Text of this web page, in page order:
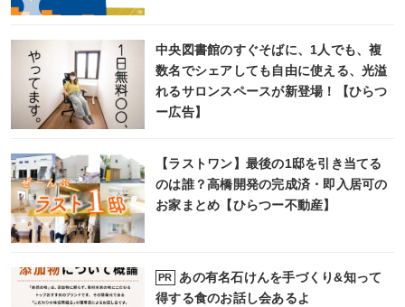
中央図書館のすぐそばに、1人でも、複
数名でシェアしても自由に使える、光溢
れるサロンスペースが新登場！【ひらつ
ー広告】
【ラストワン】最後の1邸を引き当てる
のは誰？高橋開発の完成済・即入居可の
お家まとめ【ひらつー不動産】
PR
あの有名石けんを手づくり&知って
得する食のお話し会あるよ